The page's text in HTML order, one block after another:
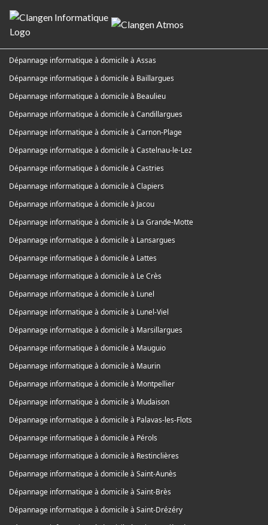
Dépannage informatique à domicile à Assas
Dépannage informatique à domicile à Baillargues
Dépannage informatique à domicile à Beaulieu
Dépannage informatique à domicile à Candillargues
Dépannage informatique à domicile à Carnon-Plage
Dépannage informatique à domicile à Castelnau-le-Lez
Dépannage informatique à domicile à Castries
Dépannage informatique à domicile à Clapiers
Dépannage informatique à domicile à Jacou
Dépannage informatique à domicile à La Grande-Motte
Dépannage informatique à domicile à Lansargues
Dépannage informatique à domicile à Lattes
Dépannage informatique à domicile à Le Crès
Dépannage informatique à domicile à Lunel
Dépannage informatique à domicile à Lunel-Viel
Dépannage informatique à domicile à Marsillargues
Dépannage informatique à domicile à Mauguio
Dépannage informatique à domicile à Maurin
Dépannage informatique à domicile à Montpellier
Dépannage informatique à domicile à Mudaison
Dépannage informatique à domicile à Palavas-les-Flots
Dépannage informatique à domicile à Pérols
Dépannage informatique à domicile à Restinclières
Dépannage informatique à domicile à Saint-Aunès
Dépannage informatique à domicile à Saint-Brès
Dépannage informatique à domicile à Saint-Drézéry